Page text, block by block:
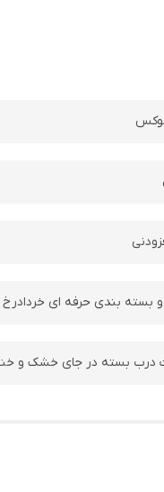
بسته بندی حرفه ای خردادرخ
درب بسته در جای خشک و